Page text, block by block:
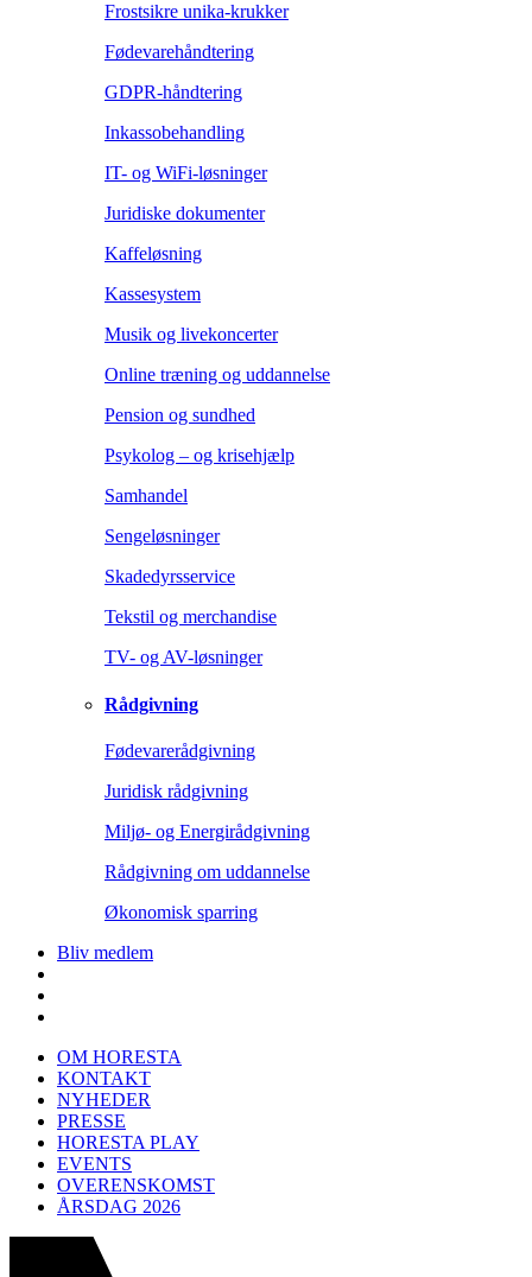
Frostsikre unika-krukker
Fødevarehåndtering
GDPR-håndtering
Inkassobehandling
IT- og WiFi-løsninger
Juridiske dokumenter
Kaffeløsning
Kassesystem
Musik og livekoncerter
Online træning og uddannelse
Pension og sundhed
Psykolog – og krisehjælp
Samhandel
Sengeløsninger
Skadedyrsservice
Tekstil og merchandise
TV- og AV-løsninger
Rådgivning
Fødevarerådgivning
Juridisk rådgivning
Miljø- og Energirådgivning
Rådgivning om uddannelse
Økonomisk sparring
Bliv medlem
OM HORESTA
KONTAKT
NYHEDER
PRESSE
HORESTA PLAY
EVENTS
OVERENSKOMST
ÅRSDAG 2026